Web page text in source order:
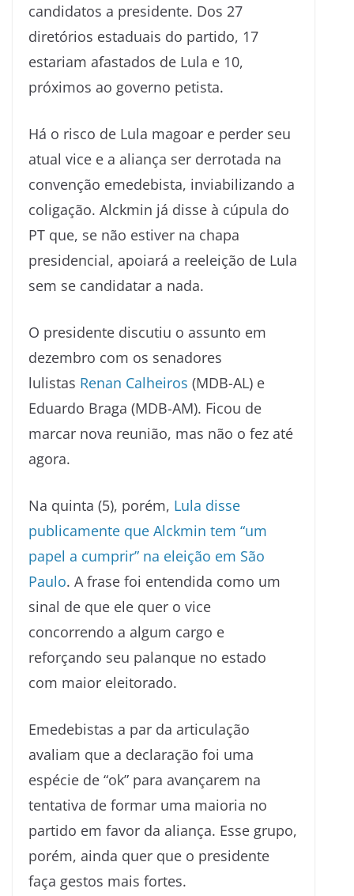
candidatos a presidente. Dos 27
diretórios estaduais do partido, 17
estariam afastados de Lula e 10,
próximos ao governo petista.
Há o risco de Lula magoar e perder seu
atual vice e a aliança ser derrotada na
convenção emedebista, inviabilizando a
coligação. Alckmin já disse à cúpula do
PT que, se não estiver na chapa
presidencial, apoiará a reeleição de Lula
sem se candidatar a nada.
O presidente discutiu o assunto em
dezembro com os senadores
lulistas Renan Calheiros (MDB-AL) e
Eduardo Braga (MDB-AM). Ficou de
marcar nova reunião, mas não o fez até
agora.
Na quinta (5), porém, Lula disse
publicamente que Alckmin tem “um
papel a cumprir” na eleição em São
Paulo. A frase foi entendida como um
sinal de que ele quer o vice
concorrendo a algum cargo e
reforçando seu palanque no estado
com maior eleitorado.
Emedebistas a par da articulação
avaliam que a declaração foi uma
espécie de “ok” para avançarem na
tentativa de formar uma maioria no
partido em favor da aliança. Esse grupo,
porém, ainda quer que o presidente
faça gestos mais fortes.